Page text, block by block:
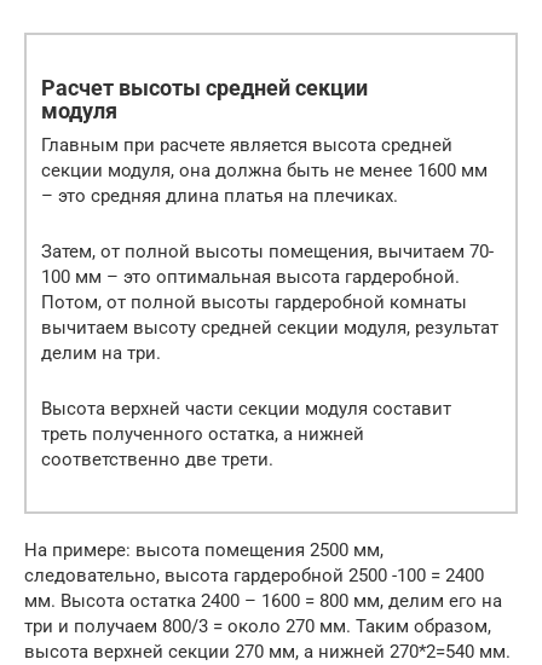
Расчет высоты средней секции
модуля
Главным при расчете является высота средней
секции модуля, она должна быть не менее 1600 мм
– это средняя длина платья на плечиках.
Затем, от полной высоты помещения, вычитаем 70-
100 мм – это оптимальная высота гардеробной.
Потом, от полной высоты гардеробной комнаты
вычитаем высоту средней секции модуля, результат
делим на три.
Высота верхней части секции модуля составит
треть полученного остатка, а нижней
соответственно две трети.
На примере: высота помещения 2500 мм,
следовательно, высота гардеробной 2500 -100 = 2400
мм. Высота остатка 2400 – 1600 = 800 мм, делим его на
три и получаем 800/3 = около 270 мм. Таким образом,
высота верхней секции 270 мм, а нижней 270*2=540 мм.